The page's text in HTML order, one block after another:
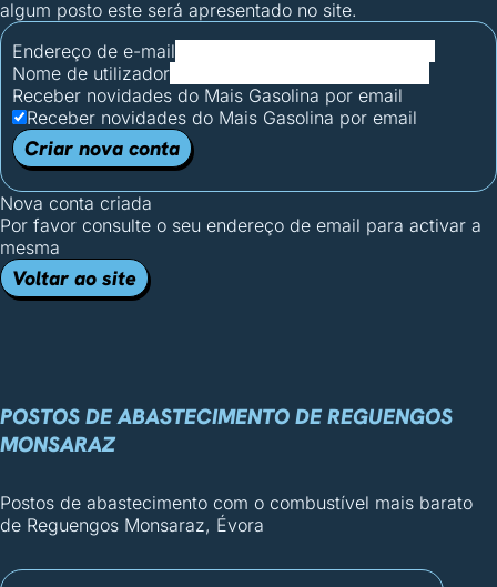
algum posto este será apresentado no site.
Endereço de e-mail
Nome de utilizador
Receber novidades do Mais Gasolina por email
Receber novidades do Mais Gasolina por email
Criar nova conta
Nova conta criada
Por favor consulte o seu endereço de email para activar a
mesma
Voltar ao site
POSTOS DE ABASTECIMENTO DE REGUENGOS
MONSARAZ
Postos de abastecimento com o combustível mais barato
de Reguengos Monsaraz, Évora